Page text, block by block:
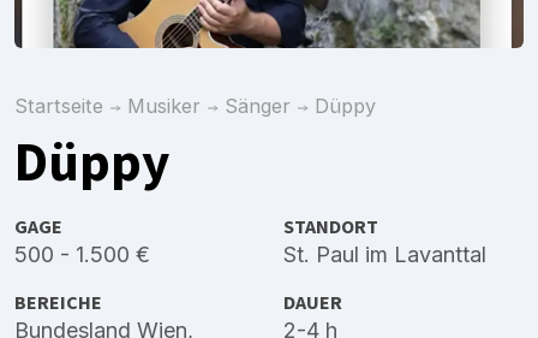
Startseite Musiker Sänger Düppy
Düppy
GAGE
500 - 1.500 €
STANDORT
St. Paul im Lavanttal
BEREICHE
Bundesland Wien,
DAUER
2-4 h